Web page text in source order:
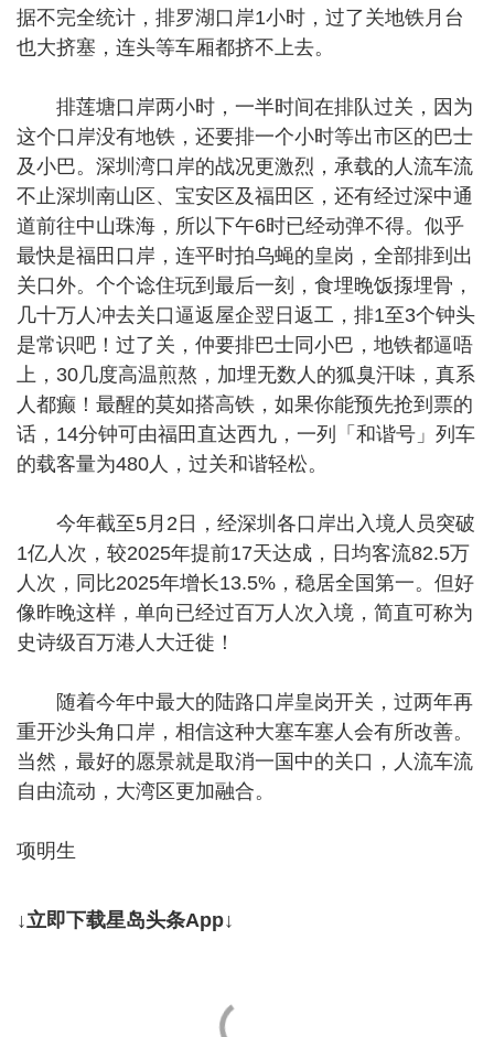
据不完全统计，排罗湖口岸1小时，过了关地铁月台
也大挤塞，连头等车厢都挤不上去。
排莲塘口岸两小时，一半时间在排队过关，因为
这个口岸没有地铁，还要排一个小时等出市区的巴士
及小巴。深圳湾口岸的战况更激烈，承载的人流车流
不止深圳南山区、宝安区及福田区，还有经过深中通
道前往中山珠海，所以下午6时已经动弹不得。似乎
最快是福田口岸，连平时拍乌蝇的皇岗，全部排到出
关口外。个个谂住玩到最后一刻，食埋晚饭揼埋骨，
几十万人冲去关口逼返屋企翌日返工，排1至3个钟头
是常识吧！过了关，仲要排巴士同小巴，地铁都逼唔
上，30几度高温煎熬，加埋无数人的狐臭汗味，真系
人都癫！最醒的莫如搭高铁，如果你能预先抢到票的
话，14分钟可由福田直达西九，一列「和谐号」列车
的载客量为480人，过关和谐轻松。
今年截至5月2日，经深圳各口岸出入境人员突破
1亿人次，较2025年提前17天达成，日均客流82.5万
人次，同比2025年增长13.5%，稳居全国第一。但好
像昨晚这样，单向已经过百万人次入境，简直可称为
史诗级百万港人大迁徙！
随着今年中最大的陆路口岸皇岗开关，过两年再
重开沙头角口岸，相信这种大塞车塞人会有所改善。
当然，最好的愿景就是取消一国中的关口，人流车流
自由流动，大湾区更加融合。
项明生
↓立即下载星岛头条App↓